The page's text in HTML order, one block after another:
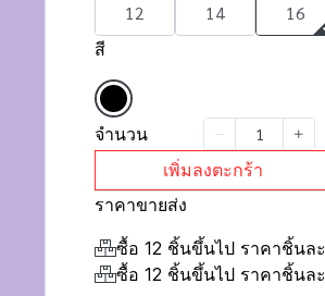
12 14 16
สี
จำนวน
เพิ่มลงตะกร้า
ราคาขายส่ง
ซื้อ 12 ชิ้นขึ้นไป ราคาชิ้นละ
ซื้อ 12 ชิ้นขึ้นไป ราคาชิ้นละ